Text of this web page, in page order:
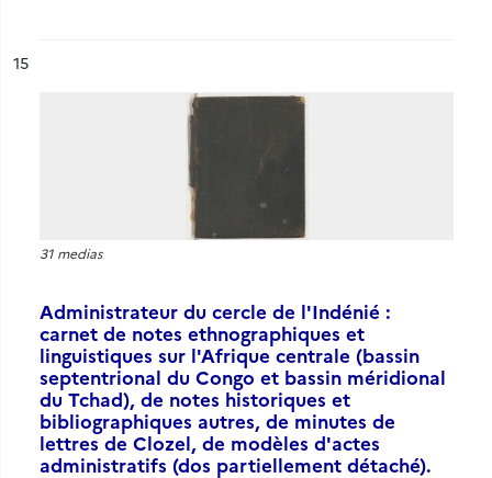
n°
15
31 medias
Administrateur du cercle de l'Indénié :
carnet de notes ethnographiques et
linguistiques sur l'Afrique centrale (bassin
septentrional du Congo et bassin méridional
du Tchad), de notes historiques et
bibliographiques autres, de minutes de
lettres de Clozel, de modèles d'actes
administratifs (dos partiellement détaché).